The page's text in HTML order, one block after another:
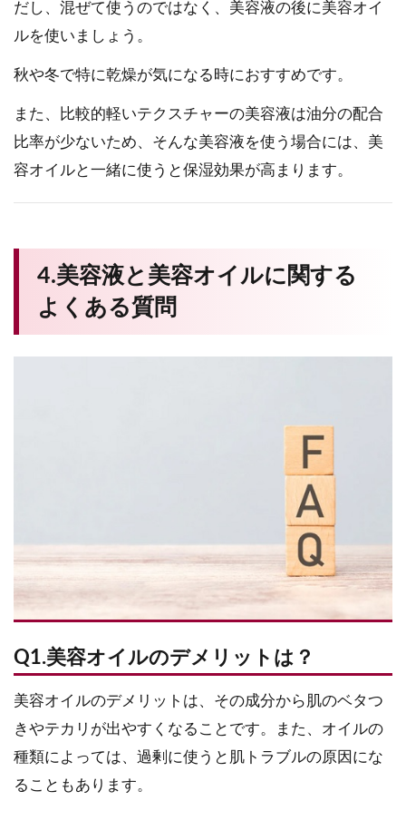
だし、混ぜて使うのではなく、美容液の後に美容オイ
ルを使いましょう。
秋や冬で特に乾燥が気になる時におすすめです。
また、比較的軽いテクスチャーの美容液は油分の配合
比率が少ないため、そんな美容液を使う場合には、美
容オイルと一緒に使うと保湿効果が高まります。
4.美容液と美容オイルに関する
よくある質問
Q1.美容オイルのデメリットは？
美容オイルのデメリットは、その成分から肌のベタつ
きやテカリが出やすくなることです。また、オイルの
種類によっては、過剰に使うと肌トラブルの原因にな
ることもあります。